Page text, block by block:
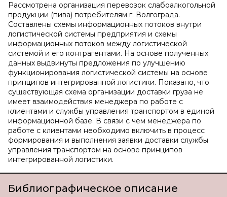
Рассмотрена организация перевозок слабоалкогольной
продукции (пива) потребителям г. Волгограда.
Составлены схемы информационных потоков внутри
логистической системы предприятия и схемы
информационных потоков между логистической
системой и его контрагентами. На основе полученных
данных выдвинуты предложения по улучшению
функционирования логистической системы на основе
принципов интегрированной логистики. Показано, что
существующая схема организации доставки груза не
имеет взаимодействия менеджера по работе с
клиентами и службы управления транспортом в единой
информационной базе. В связи с чем менеджера по
работе с клиентами необходимо включить в процесс
формирования и выполнения заявки доставки службы
управления транспортом на основе принципов
интегрированной логистики.
Библиографическое описание